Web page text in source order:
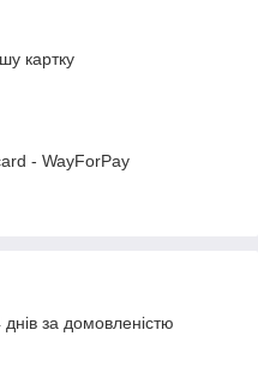
картку
- WayForPay
за домовленістю